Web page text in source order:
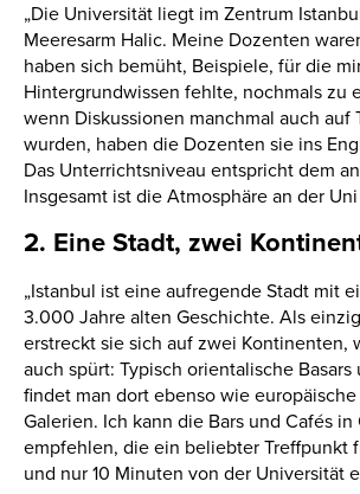
„Die Universität liegt im Zentrum
Meeresarm Halic. Meine Dozenten
haben sich bemüht, Beispiele, für die
Hintergrundwissen fehlte, nochmals zu
wenn Diskussionen manchmal auch auf
wurden, haben die Dozenten sie ins
Das Unterrichtsniveau entspricht dem
Insgesamt ist die Atmosphäre an der
2. Eine Stadt, zwei
„Istanbul ist eine aufregende Stadt mit
3.000 Jahre alten Geschichte. Als
erstreckt sie sich auf zwei Kontinenten,
auch spürt: Typisch orientalische Basars
findet man dort ebenso wie europäische
Galerien. Ich kann die Bars und Cafés in
empfehlen, die ein beliebter Treffpunkt
und nur 10 Minuten von der Universität